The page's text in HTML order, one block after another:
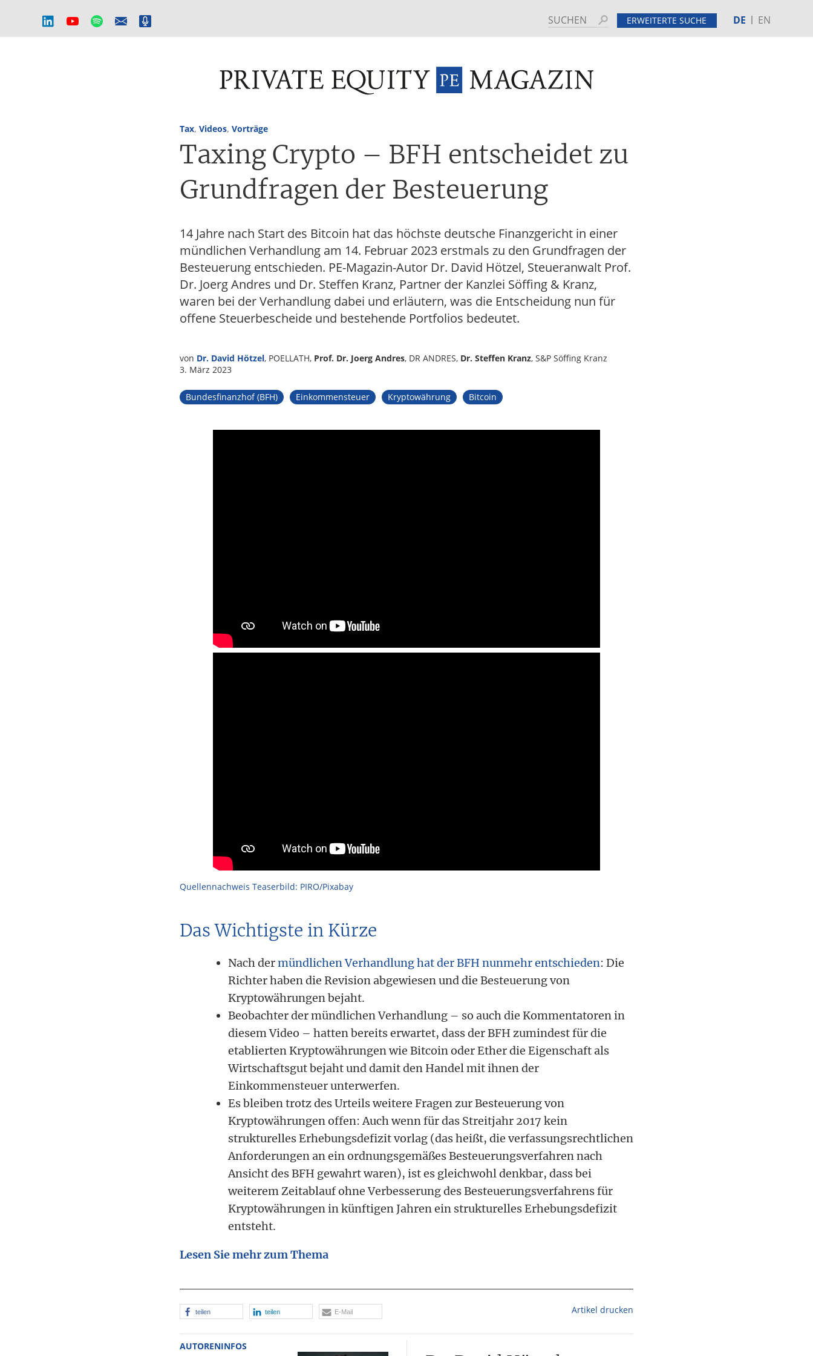
Suchen ERWEITERTE SUCHE DE EN
AKTUELLES INVESTMENT FUNDS M&A TAX GLOSSAR TERMINE HINTERGRUND
Taxing Crypto – BFH entscheidet zu
Grundfragen der Besteuerung
14 Jahre nach Start des Bitcoin hat das höchste deutsche Finanzgericht in einer
mündlichen Verhandlung am 14. Februar 2023 erstmals zu den Grundfragen der
Besteuerung entschieden. PE-Magazin-Autor Dr. David Hötzel, Steueranwalt Prof.
Dr. Joerg Andres und Dr. Steffen Kranz, Partner der Kanzlei Söffing & Kranz,
waren bei der Verhandlung dabei und erläutern, was die Entscheidung nun für
offene Steuerbescheide und bestehende Portfolios bedeutet.
Tax, Videos, Vorträge
von Dr. David Hötzel, POELLATH, Prof. Dr. Joerg Andres, DR ANDRES, Dr. Steffen Kranz, S&P Söffing Kranz
3. März 2023
Bundesfinanzhof (BFH) Einkommensteuer Kryptowährung Bitcoin
Quellennachweis Teaserbild: PIRO/Pixabay
Das Wichtigste in Kürze
Nach dermündlichen Verhandlung hat der BFH nunmehr entschieden: Die
Richter haben die Revision abgewiesen und die Besteuerung von
Kryptowährungen bejaht.
Beobachter der mündlichen Verhandlung – so auch die Kommentatoren in
diesem Video – hatten bereits erwartet, dass der BFH zumindest für die
etablierten Kryptowährungen wie Bitcoin oder Ether die Eigenschaft als
Wirtschaftsgut bejaht und damit den Handel mit ihnen der
Einkommensteuer unterwerfen.
Es bleiben trotz des Urteils weitere Fragen zur Besteuerung von
Kryptowährungen offen: Auch wenn für das Streitjahr 2017 kein
strukturelles Erhebungsdefizit vorlag (das heißt, die verfassungsrechtlichen
Anforderungen an ein ordnungsgemäßes Besteuerungsverfahren nach
Ansicht des BFH gewahrt waren), ist es gleichwohl denkbar, dass bei
weiterem Zeitablauf ohne Verbesserung des Besteuerungsverfahrens für
Kryptowährungen in künftigen Jahren ein strukturelles Erhebungsdefizit
entsteht.
Lesen Sie mehr zum Thema
Artikel drucken
teilen teilen E-Mail
AUTORENINFOS